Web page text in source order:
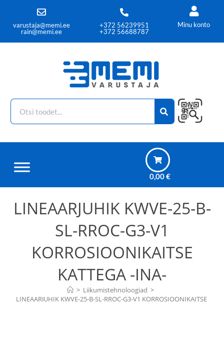
varustaja@memi.ee
rain@memi.ee
+372 56239951
+372 56688787
Minu konto
0,00€
LINEAARJUHIK KWVE-25-B-
SL-RROC-G3-V1
KORROSIOONIKAITSE
KATTEGA -INA-
> Liikumistehnoloogiad >
LINEAARJUHIK KWVE-25-B-SL-RROC-G3-V1 KORROSIOONIKAITSE